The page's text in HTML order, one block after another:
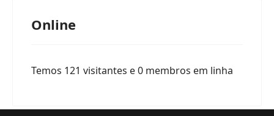
Online
Temos 121 visitantes e 0 membros em linha